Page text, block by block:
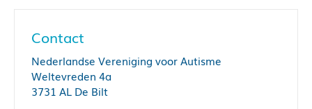
Contact
Nederlandse Vereniging voor Autisme
Weltevreden 4a
3731 AL De Bilt